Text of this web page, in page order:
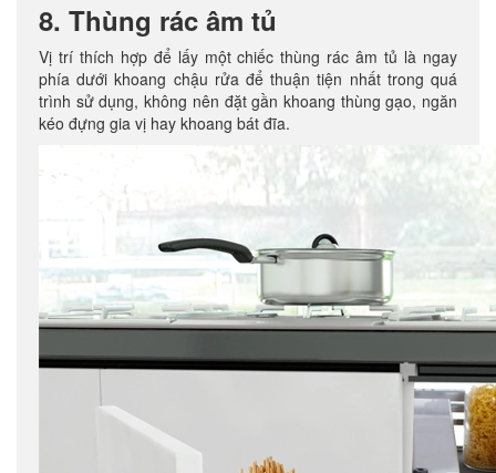
8. Thùng rác âm tủ
Vị trí thích hợp để lấy một chiếc thùng rác âm tủ là ngay
phía dưới khoang chậu rửa để thuận tiện nhất trong quá
trình sử dụng, không nên đặt gần khoang thùng gạo, ngăn
kéo đựng gia vị hay khoang bát đĩa.